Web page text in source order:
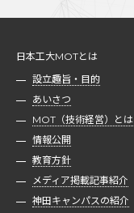
日本工大MOTとは
設立趣旨・目的
あいさつ
MOT（技術経営）とは
情報公開
教育方針
メディア掲載記事紹介
神田キャンパスの紹介